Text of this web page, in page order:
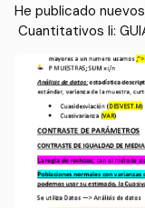
He publicado
Cuantitativos Ii: